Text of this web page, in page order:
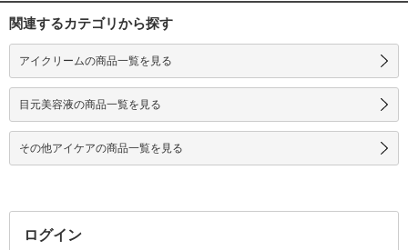
関連するカテゴリから探す
アイクリームの商品一覧を見る
目元美容液の商品一覧を見る
その他アイケアの商品一覧を見る
ログイン